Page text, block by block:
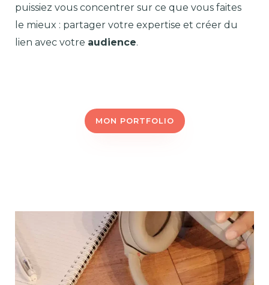
puissiez vous concentrer sur ce que vous faites
le mieux : partager votre expertise et créer du
lien avec votre audience.
MON PORTFOLIO